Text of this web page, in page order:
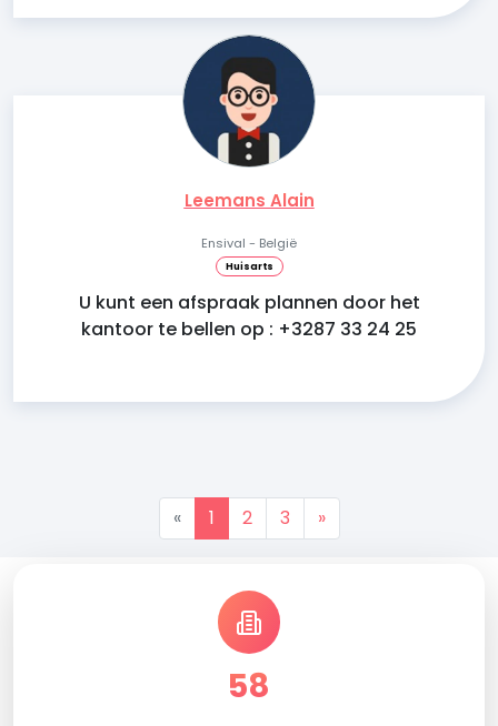
Leemans Alain
Ensival - België
Huisarts
U kunt een afspraak plannen door het
kantoor te bellen op : +3287 33 24 25
« 1 2 3 »
58